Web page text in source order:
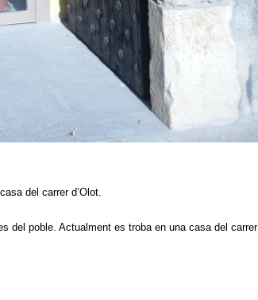
del carrer d’Olot.
del poble. Actualment es troba en una casa del carrer